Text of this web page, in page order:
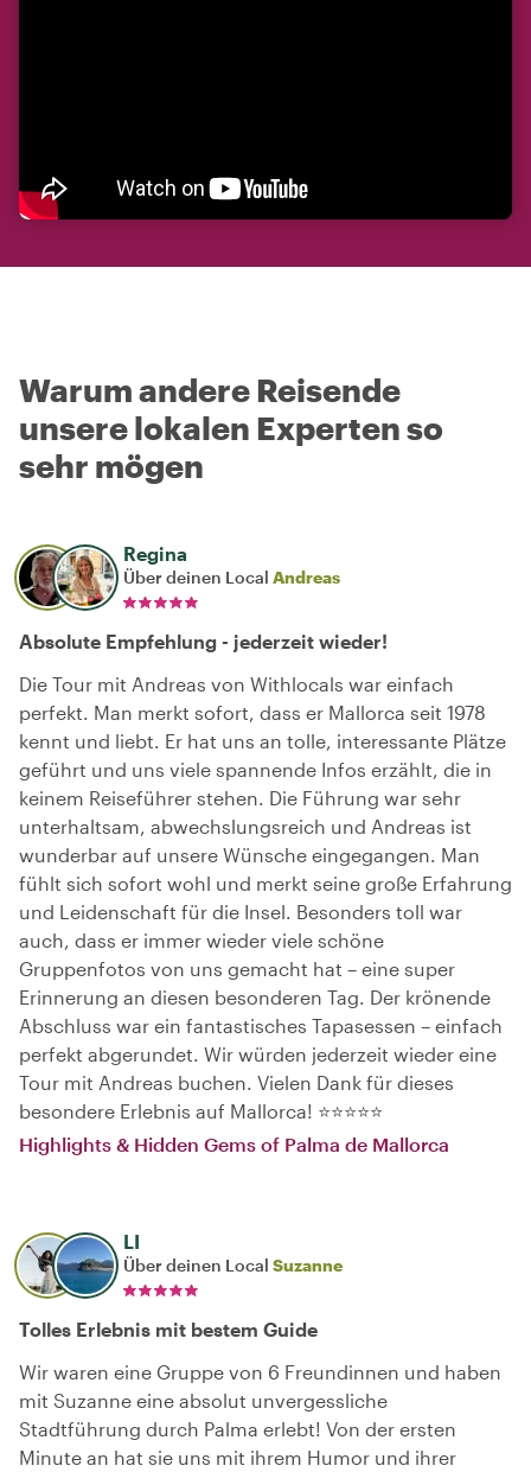
Warum andere Reisende
unsere lokalen Experten so
sehr mögen
Regina
Über deinen Local Andreas
Absolute Empfehlung - jederzeit wieder!
Die Tour mit Andreas von Withlocals war einfach
perfekt. Man merkt sofort, dass er Mallorca seit 1978
kennt und liebt. Er hat uns an tolle, interessante Plätze
geführt und uns viele spannende Infos erzählt, die in
keinem Reiseführer stehen. Die Führung war sehr
unterhaltsam, abwechslungsreich und Andreas ist
wunderbar auf unsere Wünsche eingegangen. Man
fühlt sich sofort wohl und merkt seine große Erfahrung
und Leidenschaft für die Insel. Besonders toll war
auch, dass er immer wieder viele schöne
Gruppenfotos von uns gemacht hat – eine super
Erinnerung an diesen besonderen Tag. Der krönende
Abschluss war ein fantastisches Tapasessen – einfach
perfekt abgerundet. Wir würden jederzeit wieder eine
Tour mit Andreas buchen. Vielen Dank für dieses
besondere Erlebnis auf Mallorca! ⭐⭐⭐⭐⭐
Highlights & Hidden Gems of Palma de Mallorca
LI
Über deinen Local Suzanne
Tolles Erlebnis mit bestem Guide
Wir waren eine Gruppe von 6 Freundinnen und haben
mit Suzanne eine absolut unvergessliche
Stadtführung durch Palma erlebt! Von der ersten
Minute an hat sie uns mit ihrem Humor und ihrer